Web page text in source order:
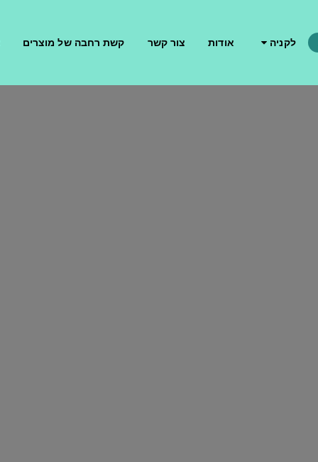
לקניה אודות צור קשר קשת רחבה של מוצרים